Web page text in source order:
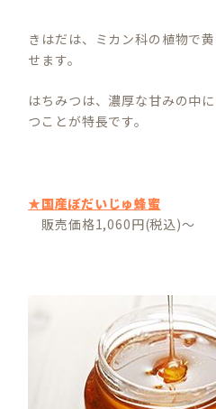
きはだは、ミカン科の植物で
せます。
はちみつは、濃厚な甘みの中
つことが特長です。
★国産ぼだいじゅ蜂蜜
販売価格1,060円(税込)～